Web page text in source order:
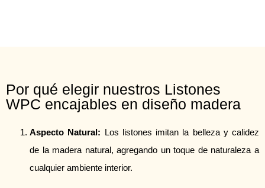
Por qué elegir nuestros Listones
WPC encajables en diseño madera
Aspecto Natural: Los listones imitan la belleza y calidez
de la madera natural, agregando un toque de naturaleza a
cualquier ambiente interior.